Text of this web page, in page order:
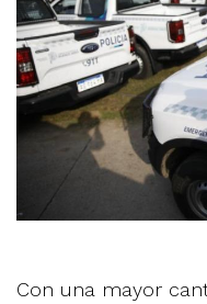
Con una mayor